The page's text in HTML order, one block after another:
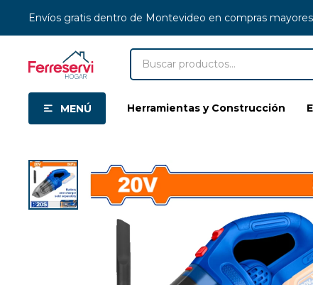
MENÚ Herramientas y Construcción
Envíos gratis dentro de Montevideo en compras